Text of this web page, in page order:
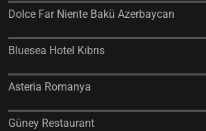
Dolce Far Niente Bakü Azerbaycan
Bluesea Hotel Kıbrıs
Asteria Romanya
Güney Restaurant